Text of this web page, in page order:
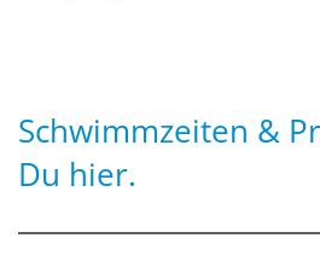
Schwimmzeiten &
Du hier.